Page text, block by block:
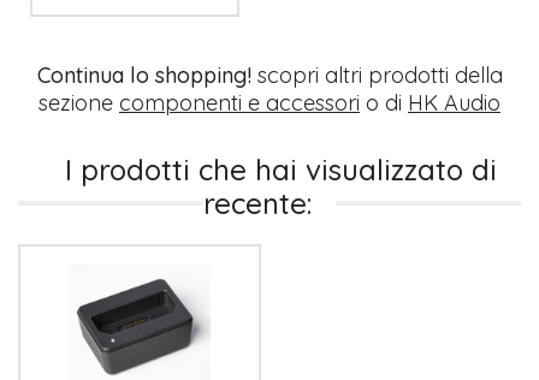
Continua lo shopping!scopri altri prodotti della
sezione componenti e accessori o di HK Audio
I prodotti che hai visualizzato di
recente: